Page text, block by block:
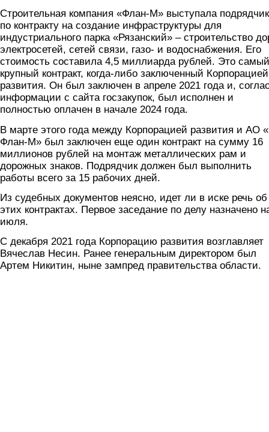
Строительная компания «Флан-М» выступала
по контракту на создание инфраструктуры для
индустриального парка «Рязанский» – строительство
электросетей, сетей связи, газо- и водоснабжения. Его
стоимость составила 4,5 миллиарда рублей. Это самый
крупный контракт, когда-либо заключенный Корпорацией
развития. Он был заключен в апреле 2021 года и,
информации с сайта госзакупок, был исполнен и
полностью оплачен в начале 2024 года.
В марте этого года между Корпорацией развития и АО
Флан-М» был заключен еще один контракт на сумму 16
миллионов рублей на монтаж металлических рам и
дорожных знаков. Подрядчик должен был выполнить
работы всего за 15 рабочих дней.
Из судебных документов неясно, идет ли в иске речь об
этих контрактах. Первое заседание по делу назначено
июля.
С декабря 2021 года Корпорацию развития возглавляет
Вячеслав Несин. Ранее генеральным директором был
Артем Никитин, ныне зампред правительства области.